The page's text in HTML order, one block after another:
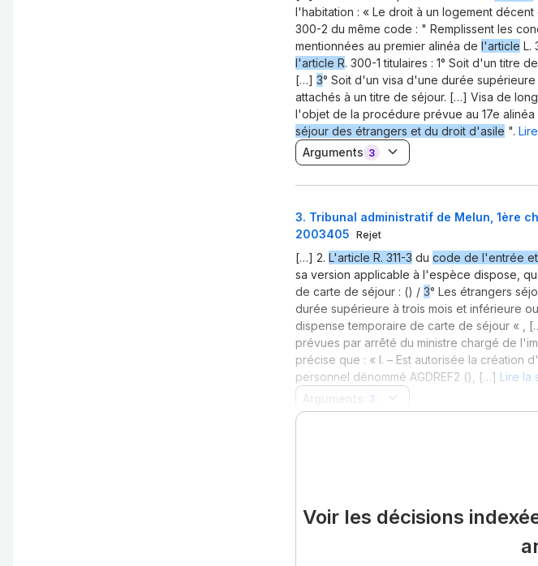
l'habitation : « Le droit à un logement
300-2 du même code : " Remplissent les
mentionnées au premier alinéa de l'article L.
l'article R. 300-1 titulaires : 1° Soit d'un titre
[…] 3° Soit d'un visa d'une durée
attachés à un titre de séjour. […] Visa de
l'objet de la procédure prévue au 17e alinéa
séjour des étrangers et du droit d'asile ".
Arguments 3
3. Tribunal administratif de Melun, 1ère
2003405 Rejet
[…] 2. L'article R. 311-3 du code de l'entrée
sa version applicable à l'espèce dispose,
de carte de séjour : () / 3° Les étrangers
durée supérieure à trois mois et inférieure
dispense temporaire de carte de séjour « ,
prévues par arrêté du ministre chargé de
précise que : « I. – Est autorisée la création
personnel dénommé AGDREF2 (), […] Lire la
Arguments
3
Voir les décisions